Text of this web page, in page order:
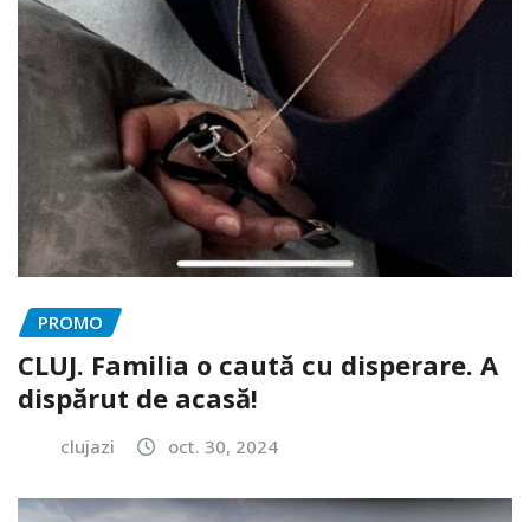
PROMO
CLUJ. Familia o caută cu disperare. A
dispărut de acasă!
clujazi oct. 30, 2024